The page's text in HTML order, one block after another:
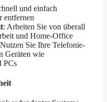
und einfach
entfernen
: Arbeiten Sie von überall
und Home-Office
Sie Ihre Telefonie-
Geräten wie
PCs